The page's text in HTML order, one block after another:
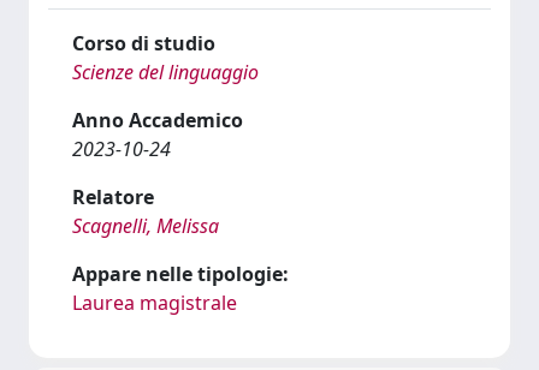
Corso di studio
Scienze del linguaggio
Anno Accademico
2023-10-24
Relatore
Scagnelli, Melissa
Appare nelle tipologie:
Laurea magistrale